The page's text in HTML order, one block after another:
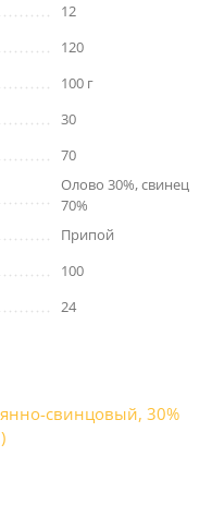
12
120
100 г
30
70
Олово 30%, свинец
70%
Припой
100
24
свинцовый, 30%